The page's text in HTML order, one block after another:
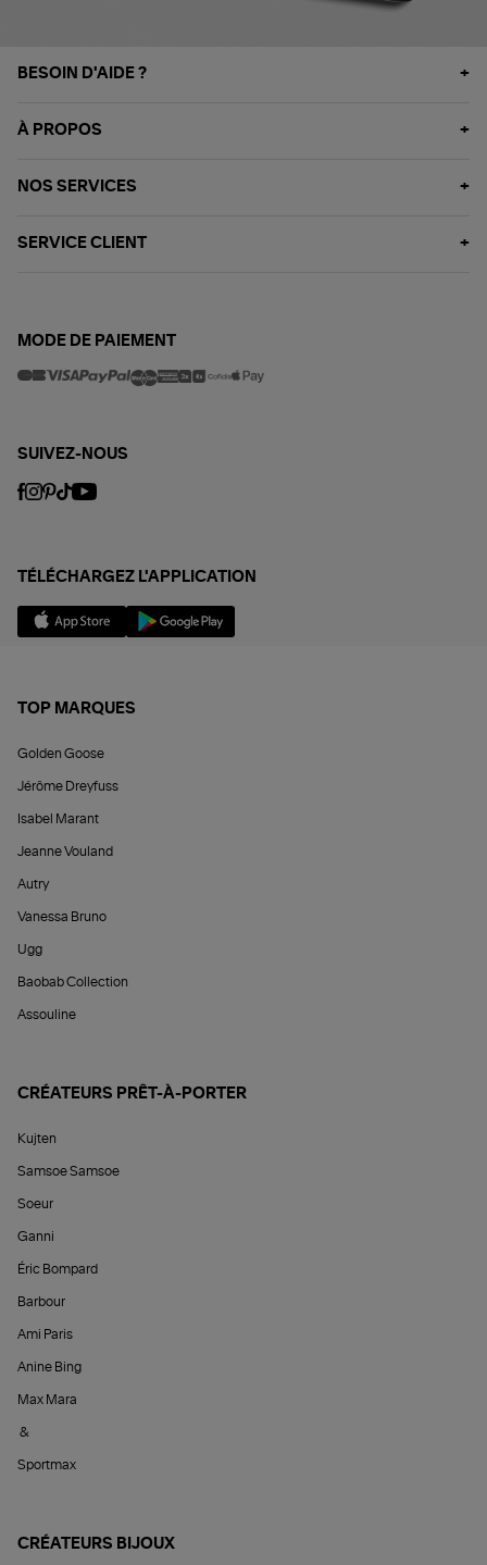
BESOIN D'AIDE ?
À PROPOS
NOS SERVICES
SERVICE CLIENT
MODE DE PAIEMENT
SUIVEZ-NOUS
TÉLÉCHARGEZ L'APPLICATION
TOP MARQUES
Golden Goose
Jérôme Dreyfuss
Isabel Marant
Jeanne Vouland
Autry
Vanessa Bruno
Ugg
Baobab Collection
Assouline
CRÉATEURS PRÊT-À-PORTER
Kujten
Samsoe Samsoe
Soeur
Ganni
Éric Bompard
Barbour
Ami Paris
Anine Bing
Max Mara
&
Sportmax
CRÉATEURS BIJOUX